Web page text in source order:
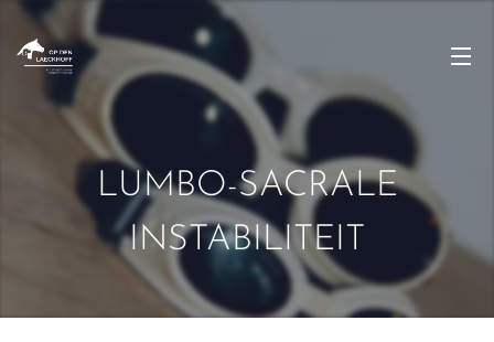
LUMBO-SACRALE
INSTABILITEIT